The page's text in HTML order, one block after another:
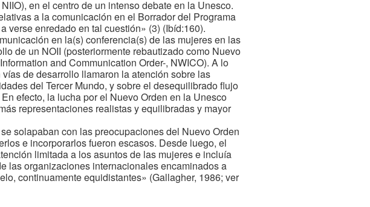
en el centro de un intenso debate en la Unesco.
a la comunicación en el Borrador del Programa
verse enredado en tal cuestión» (3) (Ibíd:160).
en la(s) conferencia(s) de las mujeres en las
de un NOII (posteriormente rebautizado como Nuevo
and Communication Order-, NWICO). A lo
de desarrollo llamaron la atención sobre las
del Tercer Mundo, y sobre el desequilibrado flujo
efecto, la lucha por el Nuevo Orden en la Unesco
representaciones realistas y equilibradas y mayor
solapaban con las preocupaciones del Nuevo Orden
e incorporarlos fueron escasos. Desde luego, el
limitada a los asuntos de las mujeres e incluía
las organizaciones internacionales encaminados a
continuamente equidistantes» (Gallagher, 1986; ver